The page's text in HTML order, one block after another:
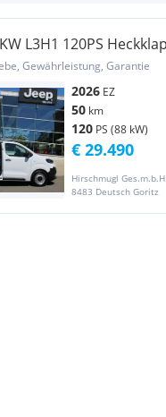
L3H1 120PS
Transporter /
Gewährleistung, Garantie
2026 EZ
50 km
120 PS (88 kW)
Hirschmugl
8483 Deutsch Goritz
€ 29.490